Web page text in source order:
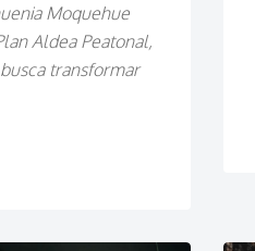
Moquehue
Aldea Peatonal,
transformar